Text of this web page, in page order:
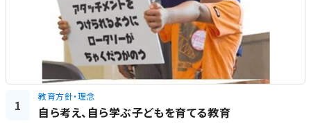
1
教育方針・理念
自ら考え、自ら学ぶ子どもを育てる教育